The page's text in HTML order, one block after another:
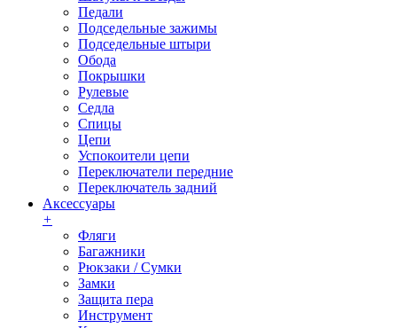
Педали
Подседельные зажимы
Подседельные штыри
Обода
Покрышки
Рулевые
Седла
Спицы
Цепи
Успокоители цепи
Переключатели передние
Переключатель задний
Аксессуары
+
Фляги
Багажники
Рюкзаки / Сумки
Замки
Защита пера
Инструмент